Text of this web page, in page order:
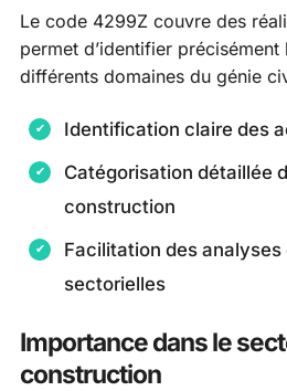
Le code 4299Z couvre des
permet d’identifier
différents domaines du génie
Identification claire des
Catégorisation détaillée
construction
Facilitation des
sectorielles
Importance dans le
construction